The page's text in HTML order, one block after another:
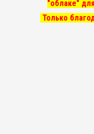
"облаке"
Только